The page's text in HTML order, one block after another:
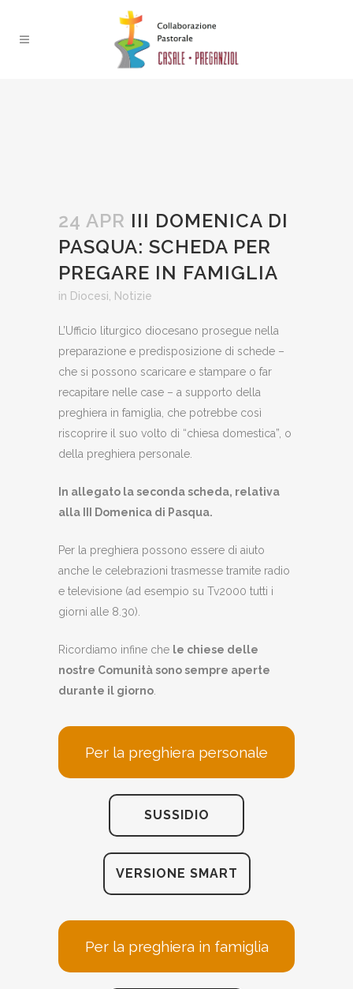
24 APR III DOMENICA DI
PASQUA: SCHEDA PER
PREGARE IN FAMIGLIA
in Diocesi Notizie
L’Ufficio liturgico diocesano prosegue nella
preparazione e predisposizione di schede –
che si possono scaricare e stampare o far
recapitare nelle case – a supporto della
preghiera in famiglia, che potrebbe così
riscoprire il suo volto di “chiesa domestica”, o
della preghiera personale.
In allegato la seconda scheda, relativa
alla III Domenica di Pasqua.
Per la preghiera possono essere di aiuto
anche le celebrazioni trasmesse tramite radio
e televisione (ad esempio su Tv2000 tutti i
giorni alle 8.30).
Ricordiamo infine che le chiese delle
nostre Comunità sono sempre aperte
durante il giorno
Per la preghiera personale
SUSSIDIO
VERSIONE SMART
Per la preghiera in famiglia